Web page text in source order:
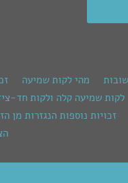
מהי לקות שמיעה
לקות שמיעה קלה ולקות חד-
זכויות נוספות הנגזרות מן